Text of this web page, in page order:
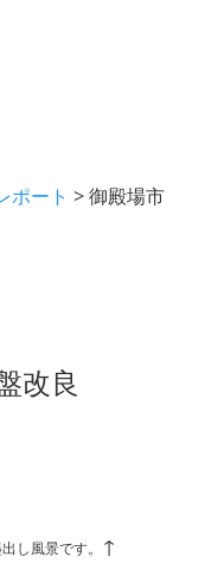
ポート >御殿場市
改良
風景です。 ↑